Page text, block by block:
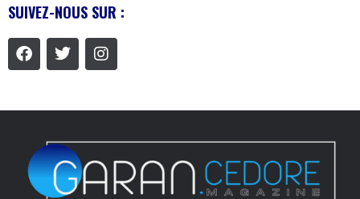
SUIVEZ-NOUS SUR :